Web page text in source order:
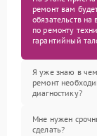
ремонт вам
обязательств
по ремонту
гарантийный
Я уже знаю в
ремонт
диагностику?
Мне нужен
сделать?